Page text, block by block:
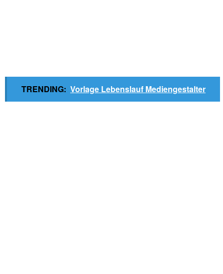
TRENDING: Vorlage Lebenslauf Mediengestalter